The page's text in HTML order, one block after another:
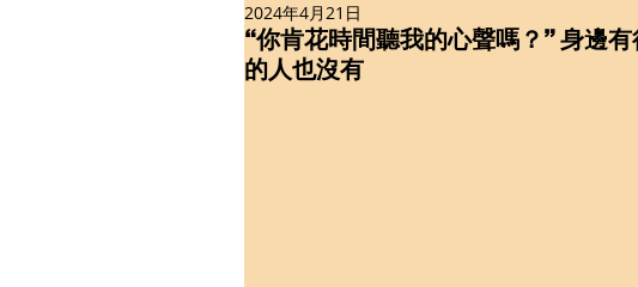
“你肯花時間聽我的心聲嗎？” 身邊
的人也沒有
2024年4月21日